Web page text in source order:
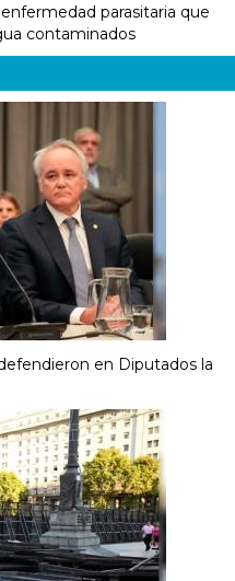
parasitaria que
contaminados
en Diputados la